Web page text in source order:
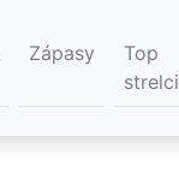
Zápasy
Top
strelci